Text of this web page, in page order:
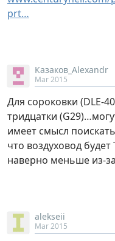
prt…
Казаков_Alexandr
Mar 2015
Для сороковки (DLE-
тридцатки
имеет смысл
что воздуховод
наверно меньше из-
alekseii
Mar 2015